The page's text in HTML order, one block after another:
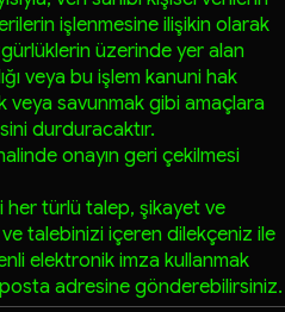
işlenmesine ilişikin olarak
üzerinde yer alan
veya bu işlem kanuni hak
veya savunmak gibi amaçlara
durduracaktır.
onayın geri çekilmesi
her türlü talep, şikayet ve
talebinizi içeren dilekçeniz ile
elektronik imza kullanmak
adresine gönderebilirsiniz.